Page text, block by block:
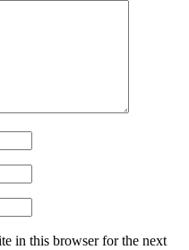
in this browser for the next